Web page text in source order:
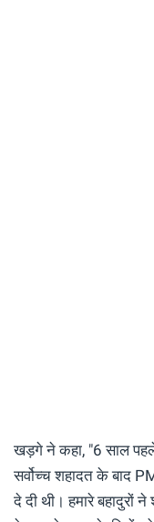
खड़गे ने कहा, "6 साल
सर्वोच्च शहादत के बाद
दे दी थी। हमारे बहादुरों